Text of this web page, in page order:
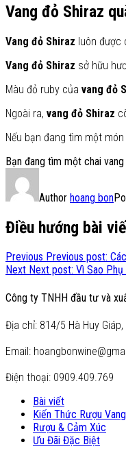
Vang đỏ Shiraz
Vang đỏ Shiraz luôn được
Vang đỏ Shiraz sở hữu
Màu đỏ ruby của vang đỏ
Ngoài ra, vang đỏ Shiraz
Nếu bạn đang tìm một
Bạn đang tìm một chai
Author hoang bon
Điều hướng bài
Previous Previous post:
Next Next post: Vì Sao
Công ty TNHH đầu tư và
Địa chỉ: 814/5 Hà Huy
Email:
Điện thoại: 0909.409.769
Bài viết
Kiến Thức Rượu Vang
Rượu & Cảm Xúc
Ưu Đãi Đặc Biệt